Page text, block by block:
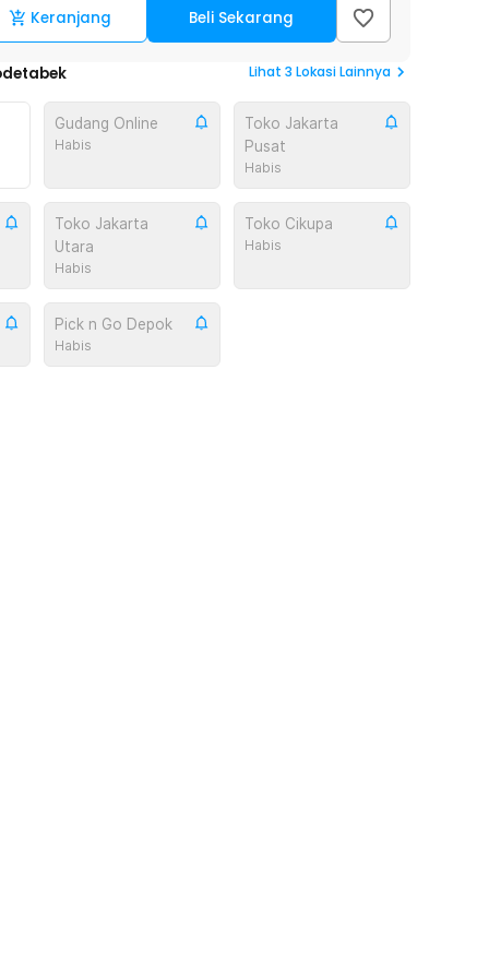
Keranjang Beli Sekarang
Lihat 3 Lokasi Lainnya
Gudang Online
Habis
Toko Jakarta
Pusat
Habis
Toko Jakarta
Utara
Habis
Toko Cikupa
Habis
Pick n Go Depok
Habis